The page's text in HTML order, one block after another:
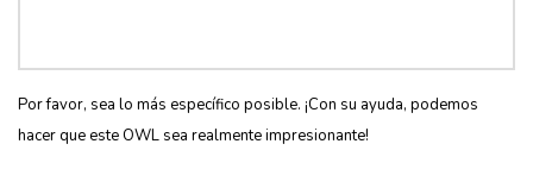
Por favor, sea lo más específico posible. ¡Con su ayuda, podemos
hacer que este OWL sea realmente impresionante!